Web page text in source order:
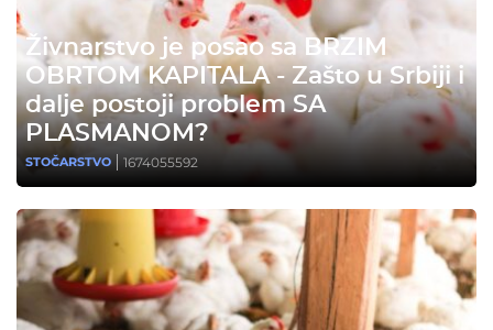
Živnarstvo je posao sa BRZIM
OBRTOM KAPITALA - Zašto u Srbiji i
dalje postoji problem SA
PLASMANOM?
STOČARSTVO 1674055592